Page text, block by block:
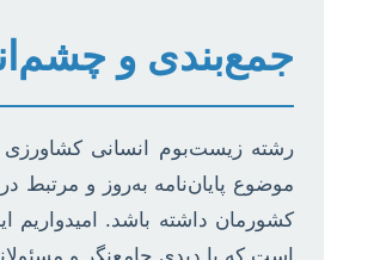
جمع‌بندی و
رشته زیست‌بوم انسانی کشاورزی
موضوع پایان‌نامه به‌روز و مرتبط
کشورمان داشته باشد. امیدواریم